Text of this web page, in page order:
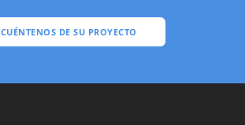
CUÉNTENOS DE SU PROYECTO